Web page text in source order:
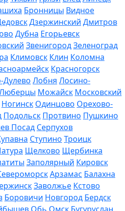
Бронницы Видное
Дзержинский Дмитров
Дубна Егорьевск
ЗвенигородЗеленоград
Климовск Клин Коломна
Красногорск
Дулево Лобня Лосино-
Можайск Московский
Ногинск Одинцово Орехово-
Подольск Протвино Пушкино
Посад Серпухов
Ступино Троицк
Щелково Щербинка
Заполярный Кировск
Арзамас Балахна
Заволжье Кстово
Боровичи Новгород Бердск